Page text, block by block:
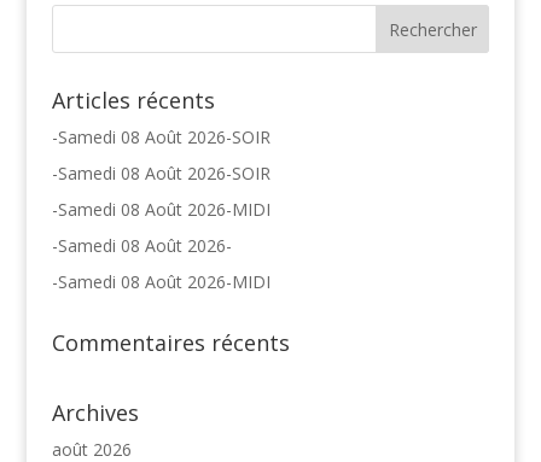
Articles récents
-Samedi 08 Août 2026-SOIR
-Samedi 08 Août 2026-SOIR
-Samedi 08 Août 2026-MIDI
-Samedi 08 Août 2026-
-Samedi 08 Août 2026-MIDI
Commentaires récents
Archives
août 2026